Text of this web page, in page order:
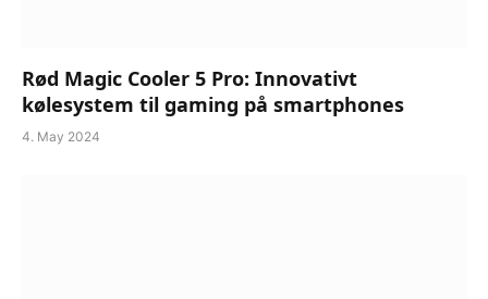
Rød Magic Cooler 5 Pro: Innovativt
kølesystem til gaming på smartphones
4. May 2024